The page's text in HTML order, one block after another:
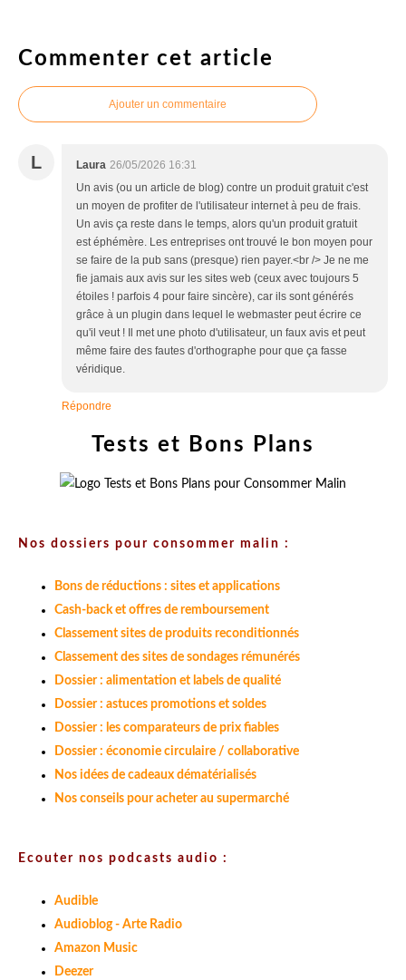
Commenter cet article
Ajouter un commentaire
L Laura 26/05/2026 16:31
Un avis (ou un article de blog) contre un produit gratuit c'est
un moyen de profiter de l'utilisateur internet à peu de frais.
Un avis ça reste dans le temps, alors qu'un produit gratuit
est éphémère. Les entreprises ont trouvé le bon moyen pour
se faire de la pub sans (presque) rien payer.<br /> Je ne me
fie jamais aux avis sur les sites web (ceux avec toujours 5
étoiles ! parfois 4 pour faire sincère), car ils sont générés
grâce à un plugin dans lequel le webmaster peut écrire ce
qu'il veut ! Il met une photo d'utilisateur, un faux avis et peut
même faire des fautes d'orthographe pour que ça fasse
véridique.
Répondre
Tests et Bons Plans
Nos dossiers pour consommer malin :
Bons de réductions : sites et applications
Cash-back et offres de remboursement
Classement sites de produits reconditionnés
Classement des sites de sondages rémunérés
Dossier : alimentation et labels de qualité
Dossier : astuces promotions et soldes
Dossier : les comparateurs de prix fiables
Dossier : économie circulaire / collaborative
Nos idées de cadeaux dématérialisés
Nos conseils pour acheter au supermarché
Ecouter nos podcasts audio :
Audible
Audioblog - Arte Radio
Amazon Music
Deezer